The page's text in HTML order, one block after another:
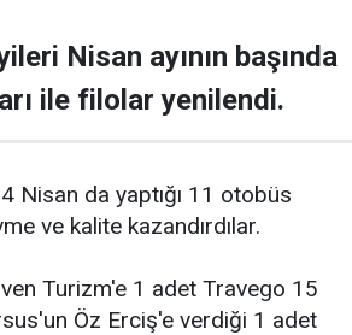
Nisan ayının başında
ile filolar yenilendi.
Nisan da yaptığı 11 otobüs
ve kalite kazandırdılar.
Turizm'e 1 adet Travego 15
Öz Erciş'e verdiği 1 adet